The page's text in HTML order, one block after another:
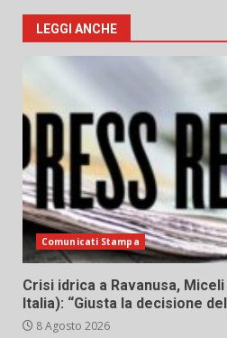
LEGGI ANCHE
Comunicati Stampa
Crisi idrica a Ravanusa,
Italia): “Giusta la decisione
8 Agosto 2026